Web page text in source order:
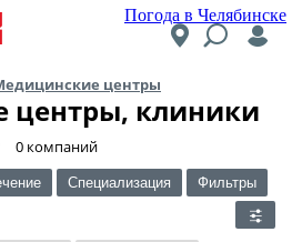
Погода в Челябинске
центры
центры, клиники
​0 компаний
Специализация Фильтры